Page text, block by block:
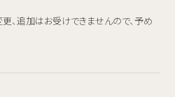
、追加はお受けできませんので、予め